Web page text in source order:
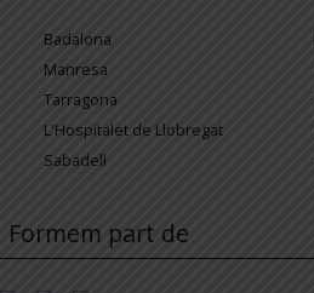
Badalona
Manresa
Tarragona
L'Hospitalet de Llobregat
Sabadell
Formem part de